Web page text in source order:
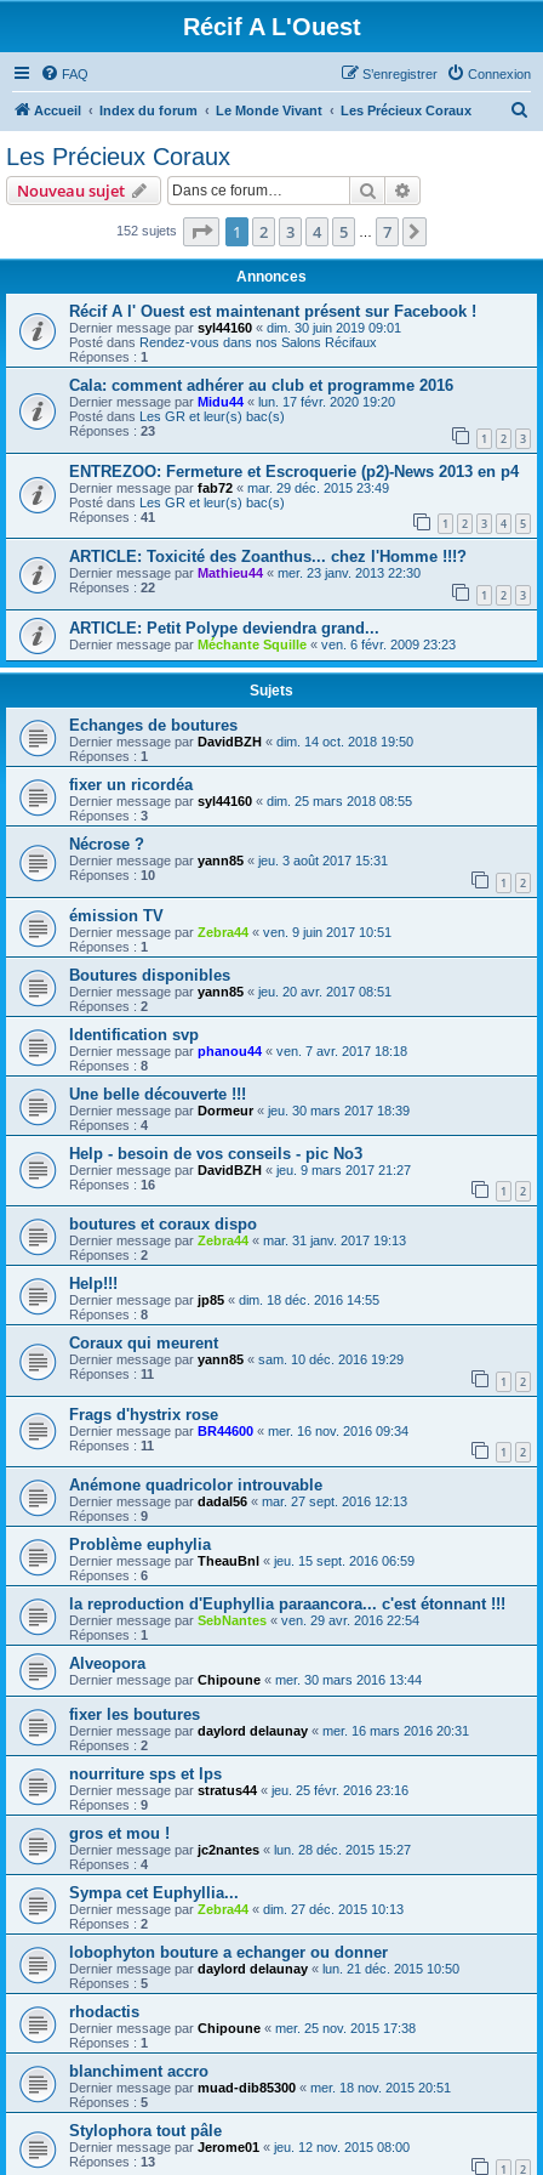
Récif A L'Ouest
FAQ Connexion
S’enregistrer
Accueil Index du forum Le Monde Vivant Les Précieux Coraux
r
Les Précieux Coraux
Nouveau sujet Rechercher
152 sujets Page 1sur7
1 2 3 4 5 7
Annonces
Récif A l' Ouest est maintenant présent sur Facebook !
Dernier message par syl44160 « dim. 30 juin 2019 09:01
Posté dans Rendez-vous dans nos Salons Récifaux
Réponses : 1
Cala: comment adhérer au club et programme 2016
Dernier message par Midu44 « lun. 17 févr. 2020 19:20
Posté dans Les GR et leur(s) bac(s)
Réponses : 23 1 2 3
ENTREZOO: Fermeture et Escroquerie (p2)-News 2013 en p4
Dernier message par fab72 « mar. 29 déc. 2015 23:49
Posté dans Les GR et leur(s) bac(s)
Réponses : 41 1 2 3 4 5
ARTICLE: Toxicité des Zoanthus... chez l'Homme !!!?
Dernier message par Mathieu44 « mer. 23 janv. 2013 22:30
Réponses : 22 1 2 3
ARTICLE: Petit Polype deviendra grand...
Dernier message par Méchante Squille « ven. 6 févr. 2009 23:23
Sujets
Echanges de boutures
Dernier message par DavidBZH « dim. 14 oct. 2018 19:50
Réponses : 1
fixer un ricordéa
Dernier message par syl44160 « dim. 25 mars 2018 08:55
Réponses : 3
Nécrose ?
Dernier message par yann85 « jeu. 3 août 2017 15:31
Réponses : 10 1 2
émission TV
Dernier message par Zebra44 « ven. 9 juin 2017 10:51
Réponses : 1
Boutures disponibles
Dernier message par yann85 « jeu. 20 avr. 2017 08:51
Réponses : 2
Identification svp
Dernier message par phanou44 « ven. 7 avr. 2017 18:18
Réponses : 8
Une belle découverte !!!
Dernier message par Dormeur« jeu. 30 mars 2017 18:39
Réponses : 4
Help - besoin de vos conseils - pic No3
Dernier message par DavidBZH « jeu. 9 mars 2017 21:27
Réponses : 16 1 2
boutures et coraux dispo
Dernier message par Zebra44 « mar. 31 janv. 2017 19:13
Réponses : 2
Help!!!
Dernier message par jp85 « dim. 18 déc. 2016 14:55
Réponses : 8
Coraux qui meurent
Dernier message par yann85 « sam. 10 déc. 2016 19:29
Réponses : 11 1 2
Frags d'hystrix rose
Dernier message par BR44600 « mer. 16 nov. 2016 09:34
Réponses : 11 1 2
Anémone quadricolor introuvable
Dernier message par dadal56 « mar. 27 sept. 2016 12:13
Réponses : 9
Problème euphylia
Dernier message par TheauBnl « jeu. 15 sept. 2016 06:59
Réponses : 6
la reproduction d'Euphyllia paraancora... c'est étonnant !!!
Dernier message par SebNantes « ven. 29 avr. 2016 22:54
Réponses : 1
Alveopora
Dernier message par Chipoune « mer. 30 mars 2016 13:44
fixer les boutures
Dernier message par daylord delaunay « mer. 16 mars 2016 20:31
Réponses : 2
nourriture sps et lps
Dernier message par stratus44 « jeu. 25 févr. 2016 23:16
Réponses : 9
gros et mou !
Dernier message par jc2nantes « lun. 28 déc. 2015 15:27
Réponses : 4
Sympa cet Euphyllia...
Dernier message par Zebra44 « dim. 27 déc. 2015 10:13
Réponses : 2
lobophyton bouture a echanger ou donner
Dernier message par daylord delaunay « lun. 21 déc. 2015 10:50
Réponses : 5
rhodactis
Dernier message par Chipoune « mer. 25 nov. 2015 17:38
Réponses : 1
blanchiment accro
Dernier message par muad-dib85300 « mer. 18 nov. 2015 20:51
Réponses : 5
Stylophora tout pâle
Dernier message par Jerome01 « jeu. 12 nov. 2015 08:00
Réponses : 13 1 2